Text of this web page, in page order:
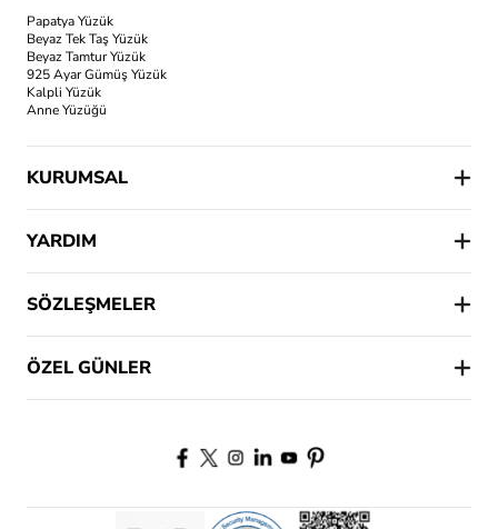
Papatya Yüzük
Beyaz Tek Taş Yüzük
Beyaz Tamtur Yüzük
925 Ayar Gümüş Yüzük
Kalpli Yüzük
Anne Yüzüğü
KURUMSAL
YARDIM
SÖZLEŞMELER
ÖZEL GÜNLER